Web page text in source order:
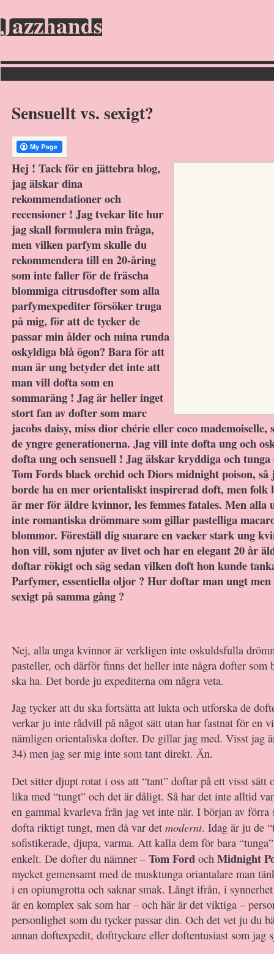
Jazzhands
Sensuellt vs. sexigt?
Hej ! Tack för en jättebra blog,
jag älskar dina
rekommendationer och
recensioner ! Jag tvekar lite hur
jag skall formulera min fråga,
men vilken parfym skulle du
rekommendera till en 20-åring
som inte faller för de fräscha
blommiga citrusdofter som alla
parfymexpediter försöker truga
på mig, för att de tycker de
passar min ålder och mina runda
oskyldiga blå ögon? Bara för att
man är ung betyder det inte att
man vill dofta som en
sommaräng ! Jag är heller inget
stort fan av dofter som marc
jacobs daisy, miss dior chérie eller coco
de yngre generationerna. Jag vill inte dofta ung och
dofta ung och sensuell ! Jag älskar kryddiga och
Tom Fords black orchid och Diors midnight poison,
borde ha en mer orientaliskt inspirerad doft, men folk
är mer för äldre kvinnor, les femmes fatales. Men alla
inte romantiska drömmare som gillar pastelliga
blommor. Föreställ dig snarare en vacker stark ung
hon vill, som njuter av livet och har en elegant 20 år
doftar rökigt och säg sedan vilken doft hon kunde
Parfymer, essentiella oljor ? Hur doftar man ungt men
sexigt på samma gång ?
Nej, alla unga kvinnor är verkligen inte oskuldsfulla
pasteller, och därför finns det heller inte några dofter som
ska ha. Det borde ju expediterna om några veta.
Jag tycker att du ska fortsätta att lukta och utforska de
verkar ju inte rådvill på något sätt utan har fastnat för en
nämligen orientaliska dofter. De gillar jag med. Visst jag
34) men jag ser mig inte som tant direkt. Än.
Det sitter djupt rotat i oss att “tant” doftar på ett visst sätt
lika med “tungt” och det är dåligt. Så har det inte alltid
en gammal kvarleva från jag vet inte när. I början av förra
dofta riktigt tungt, men då var det modernt. Idag är ju de
sofistikerade, djupa, varma. Att kalla dem för bara
enkelt. De dofter du nämner –Tom Ford och Midnight
mycket gemensamt med de musktunga oriantalare man
i en opiumgrotta och saknar smak. Långt ifrån, i
är en komplex sak som har – och här är det viktiga –
personlighet som du tycker passar din. Och det vet ju du
annan doftexpedit, dofttyckare eller doftentusiast som jag